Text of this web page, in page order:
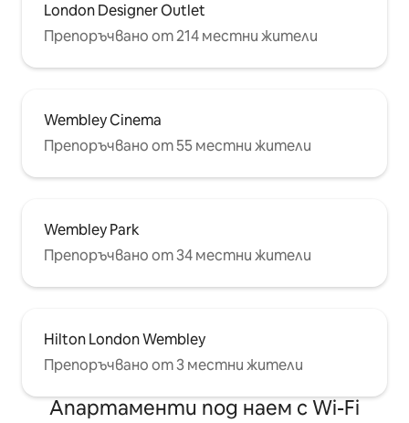
London Designer Outlet
Препоръчвано от 214 местни жители
Wembley Cinema
Препоръчвано от 55 местни жители
Wembley Park
Препоръчвано от 34 местни жители
Hilton London Wembley
Препоръчвано от 3 местни жители
Апартаменти под наем с Wi-Fi